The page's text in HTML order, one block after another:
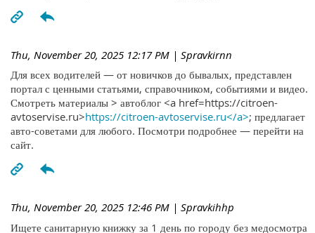
Thu, November 20, 2025 12:17 PM | Spravkirnn
Для всех водителей — от новичков до бывалых, представлен
портал с ценными статьями, справочником, событиями и видео.
Смотреть материалы > автоблог <a href=https://citroen-
avtoservise.ru>https://citroen-avtoservise.ru</a>; предлагает
авто-советами для любого. Посмотри подробнее — перейти на
сайт.
Thu, November 20, 2025 12:46 PM | Spravkihhp
Ищете санитарную книжку за 1 день по городу без медосмотра